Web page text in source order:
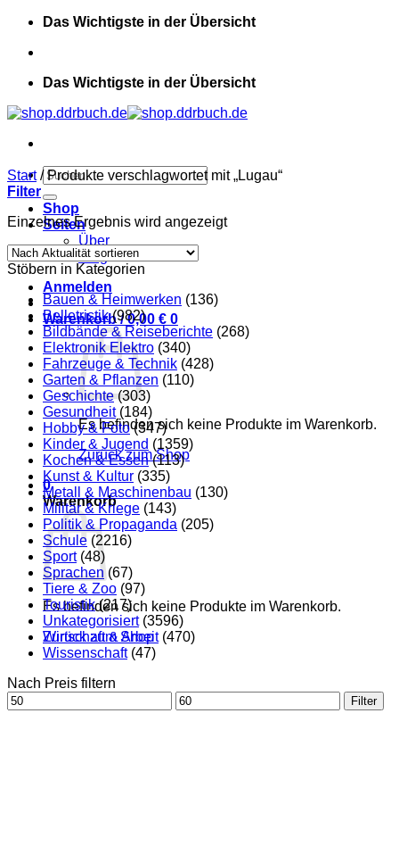
Zum
springen
Das Wichtigste in der Übersicht
Das Wichtigste in der Übersicht
Suchen
nach:
Shop
Seiten
Über
Blog
Anmelden
Warenkorb /0,00 € 0
Es befinden sich keine Produkte im Warenkorb.
Zurück zum Shop
0
Warenkorb
Es befinden sich keine Produkte im Warenkorb.
Zurück zum Shop
Start /Produkte verschlagwortet mit „Lugau“
Filter
Einzelnes Ergebnis wird angezeigt
Stöbern in Kategorien
Bauen & Heimwerken (136)
Belletristik (982)
Bildbände & Reiseberichte (268)
Elektronik Elektro (340)
Fahrzeuge & Technik (428)
Garten & Pflanzen (110)
Geschichte (303)
Gesundheit (184)
Hobby & Foto (347)
Kinder & Jugend (1359)
Kochen & Essen (113)
Kunst & Kultur (335)
Metall & Maschinenbau (130)
Militär & Kriege (143)
Politik & Propaganda (205)
Schule (2216)
Sport (48)
Sprachen (67)
Tiere & Zoo (97)
Touristik (217)
Unkategorisiert (3596)
Wirtschaft & Arbeit (470)
Wissenschaft (47)
Nach Preis filtern
Min.
Preis
Max.
Preis
Filter